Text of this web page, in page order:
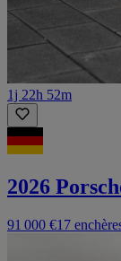
1j 22h 52m
2026
91 000 €17